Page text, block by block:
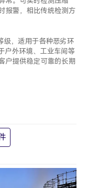
报警，相比传统检测方
级，适用于各种恶劣环
户外环境、工业车间等
户提供稳定可靠的长期